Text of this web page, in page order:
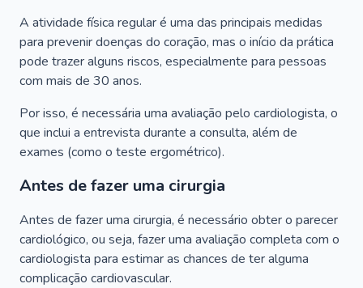
A atividade física regular é uma das principais medidas
para prevenir doenças do coração, mas o início da prática
pode trazer alguns riscos, especialmente para pessoas
com mais de 30 anos.
Por isso, é necessária uma avaliação pelo cardiologista, o
que inclui a entrevista durante a consulta, além de
exames (como o teste ergométrico).
Antes de fazer uma cirurgia
Antes de fazer uma cirurgia, é necessário obter o parecer
cardiológico, ou seja, fazer uma avaliação completa com o
cardiologista para estimar as chances de ter alguma
complicação cardiovascular.